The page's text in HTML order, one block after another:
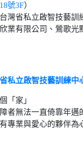
號3F）
台灣省私立啟智技藝訓
業有限公司、鶯歌光
私立啟智技藝訓練中
「家」
者無法一直倚靠年邁
專業與愛心的夥伴為